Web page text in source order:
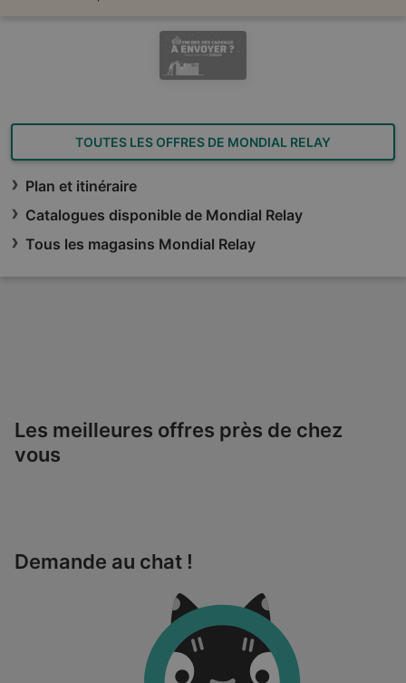
TOUTES LES OFFRES DE MONDIAL RELAY
Plan et itinéraire
Catalogues disponible de Mondial Relay
Tous les magasins Mondial Relay
Les meilleures offres près de chez
vous
Demande au chat !